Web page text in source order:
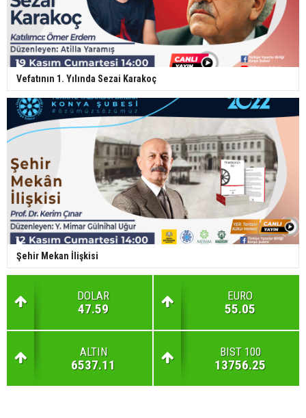
Vefatının 1. Yılında Sezai Karakoç
Şehir Mekan İlişkisi
DOLAR
47.59
EURO
55.05
ALTIN
6537.11
BIST 100
13756.25